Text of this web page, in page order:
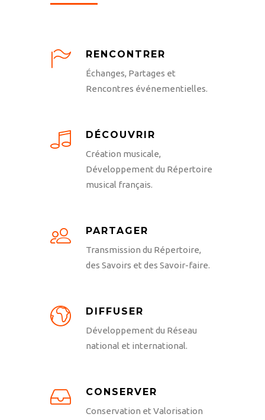
RENCONTRER
Échanges, Partages et
Rencontres événementielles.
DÉCOUVRIR
Création musicale,
Développement du Répertoire
musical français.
PARTAGER
Transmission du Répertoire,
des Savoirs et des Savoir-faire.
DIFFUSER
Développement du Réseau
national et international.
CONSERVER
Conservation et Valorisation